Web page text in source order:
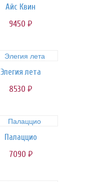
Айс Квин
9450 руб.
Элегия лета
8530 руб.
Палаццио
7090 руб.